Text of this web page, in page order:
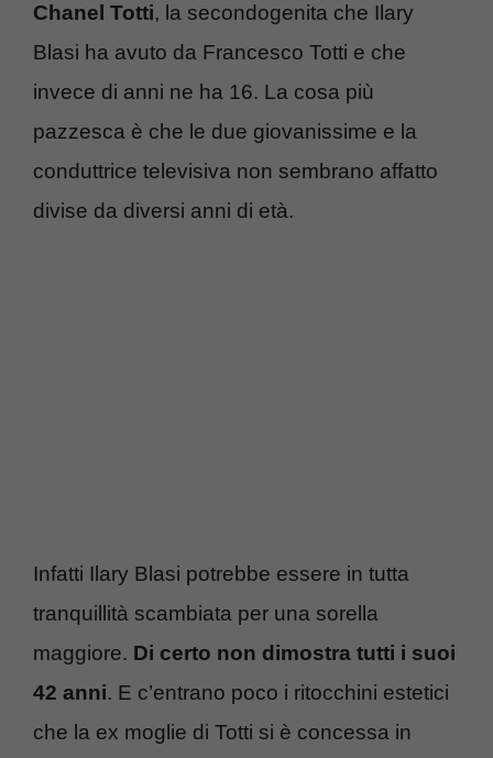
Chanel Totti, la secondogenita che Ilary
Blasi ha avuto da Francesco Totti e che
invece di anni ne ha 16. La cosa più
pazzesca è che le due giovanissime e la
conduttrice televisiva non sembrano affatto
divise da diversi anni di età.
Infatti Ilary Blasi potrebbe essere in tutta
tranquillità scambiata per una sorella
maggiore. Di certo non dimostra tutti i suoi
42 anni. E c’entrano poco i ritocchini estetici
che la ex moglie di Totti si è concessa in